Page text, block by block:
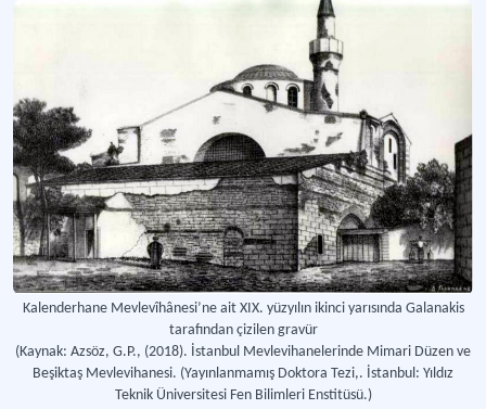
Kalenderhane Mevlevîhânesi’ne ait XIX. yüzyılın ikinci yarısında Galanakis
tarafından çizilen gravür
(Kaynak: Azsöz, G.P., (2018). İstanbul Mevlevihanelerinde Mimari Düzen ve
Beşiktaş Mevlevihanesi. (Yayınlanmamış Doktora Tezi,. İstanbul: Yıldız
Teknik Üniversitesi Fen Bilimleri Enstitüsü.)